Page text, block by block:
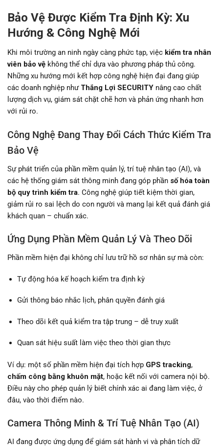
Bảo Vệ Được Kiểm Tra Định Kỳ: Xu
Hướng & Công Nghệ Mới
Khi môi trường an ninh ngày càng phức tạp, việc kiểm tra nhân
viên bảo vệ không thể chỉ dựa vào phương pháp thủ công.
Những xu hướng mới kết hợp công nghệ hiện đại đang giúp
các doanh nghiệp như Thắng Lợi SECURITY nâng cao chất
lượng dịch vụ, giám sát chặt chẽ hơn và phản ứng nhanh hơn
với rủi ro.
Công Nghệ Đang Thay Đổi Cách Thức Kiểm Tra
Bảo Vệ
Sự phát triển của phần mềm quản lý, trí tuệ nhân tạo (AI), và
các hệ thống giám sát thông minh đang góp phần số hóa toàn
bộ quy trình kiểm tra. Công nghệ giúp tiết kiệm thời gian,
giảm rủi ro sai lệch do con người và mang lại kết quả đánh giá
khách quan – chuẩn xác.
Ứng Dụng Phần Mềm Quản Lý Và Theo Dõi
Phần mềm hiện đại không chỉ lưu trữ hồ sơ nhân sự mà còn:
Tự động hóa kế hoạch kiểm tra định kỳ
Gửi thông báo nhắc lịch, phân quyền đánh giá
Theo dõi kết quả kiểm tra tập trung – dễ truy xuất
Quan sát hiệu suất làm việc theo thời gian thực
Ví dụ: một số phần mềm hiện đại tích hợp GPS tracking,
chấm công bằng khuôn mặt, hoặc kết nối với camera nội bộ.
Điều này cho phép quản lý biết chính xác ai đang làm việc, ở
đâu, vào thời điểm nào.
Camera Thông Minh & Trí Tuệ Nhân Tạo (AI)
AI đang được ứng dụng để giám sát hành vi và phân tích dữ